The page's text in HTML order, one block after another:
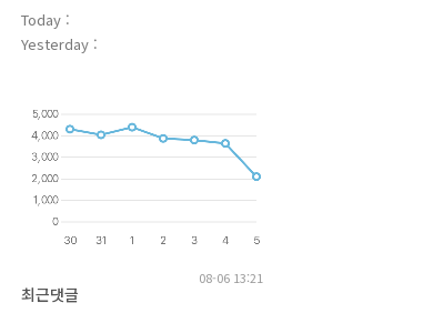
Today :
Yesterday :
08-06 13:21
최근댓글